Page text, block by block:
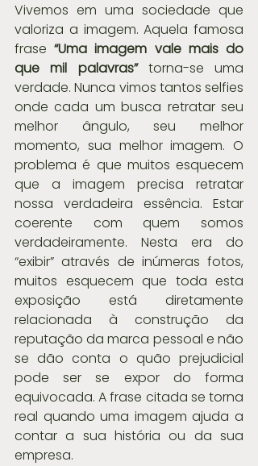
Vivemos em uma sociedade que
valoriza a imagem. Aquela famosa
frase “Uma imagem vale mais do
que mil palavras” torna-se uma
verdade. Nunca vimos tantos selfies
onde cada um busca retratar seu
melhor ângulo, seu melhor
momento, sua melhor imagem. O
problema é que muitos esquecem
que a imagem precisa retratar
nossa verdadeira essência. Estar
coerente com quem somos
verdadeiramente. Nesta era do
“exibir” através de inúmeras fotos,
muitos esquecem que toda esta
exposição está diretamente
relacionada à construção da
reputação da marca pessoal e não
se dão conta o quão prejudicial
pode ser se expor do forma
equivocada. A frase citada se torna
real quando uma imagem ajuda a
contar a sua história ou da sua
empresa.